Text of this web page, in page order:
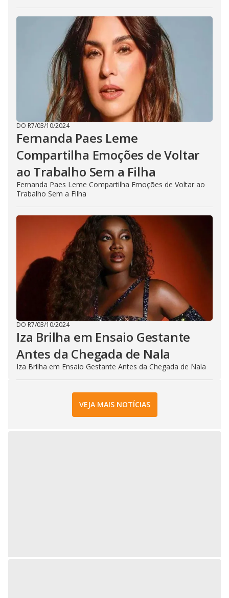
DO R7/03/10/2024
Fernanda Paes Leme
Compartilha Emoções de Voltar
ao Trabalho Sem a Filha
Fernanda Paes Leme Compartilha Emoções de Voltar ao
Trabalho Sem a Filha
DO R7/03/10/2024
Iza Brilha em Ensaio Gestante
Antes da Chegada de Nala
Iza Brilha em Ensaio Gestante Antes da Chegada de Nala
VEJA MAIS NOTÍCIAS